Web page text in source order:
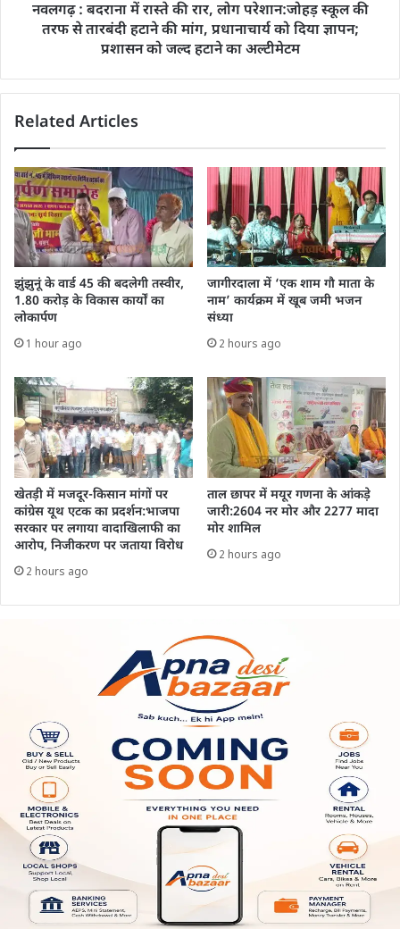
नवलगढ़ : बदराना में रास्ते की रार, लोग परेशान:जोहड़ स्कूल की
तरफ से तारबंदी हटाने की मांग, प्रधानाचार्य को दिया ज्ञापन;
प्रशासन को जल्द हटाने का अल्टीमेटम
Related Articles
झुंझुनूं के वार्ड 45 की बदलेगी तस्वीर,
1.80 करोड़ के विकास कार्यों का
लोकार्पण
1 hour ago
जागीरदाला में ‘एक शाम गौ माता के
नाम’ कार्यक्रम में खूब जमी भजन
संध्या
2 hours ago
खेतड़ी में मजदूर-किसान मांगों पर
कांग्रेस यूथ एटक का प्रदर्शन:भाजपा
सरकार पर लगाया वादाखिलाफी का
आरोप, निजीकरण पर जताया विरोध
2 hours ago
ताल छापर में मयूर गणना के आंकड़े
जारी:2604 नर मोर और 2277 मादा
मोर शामिल
2 hours ago